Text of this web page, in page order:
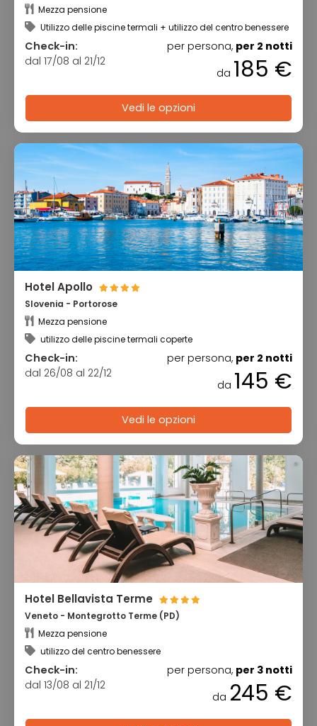
Mezza pensione
Utilizzo delle piscine termali + utilizzo del centro benessere
Check-in:
dal 17/08 al 21/12
per persona, per 2 notti
da 185 €
Vedi le opzioni
Hotel Apollo
Slovenia - Portorose
Mezza pensione
utilizzo delle piscine termali coperte
Check-in:
dal 26/08 al 22/12
per persona, per 2 notti
da 145 €
Vedi le opzioni
Hotel Bellavista Terme
Veneto - Montegrotto Terme (PD)
Mezza pensione
utilizzo del centro benessere
Check-in:
dal 13/08 al 21/12
per persona, per 3 notti
da 245 €